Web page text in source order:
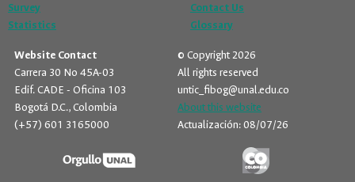
Survey
Statistics
Contact Us
Glossary
Website Contact
Carrera 30 No 45A-03
Edif. CADE - Oficina 103
Bogotá D.C., Colombia
(+57) 601 3165000
© Copyright 2026
All rights reserved
untic_fibog@unal.edu.co
About this website
Actualización: 08/07/26